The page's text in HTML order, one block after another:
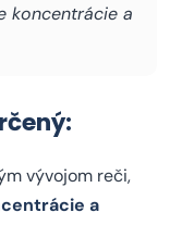
koncentrácie a
vývojom reči,
a